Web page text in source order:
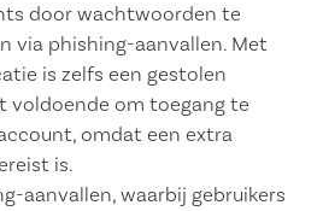
door wachtwoorden te
via phishing-aanvallen. Met
is zelfs een gestolen
voldoende om toegang te
omdat een extra
is.
aanvallen, waarbij gebruikers